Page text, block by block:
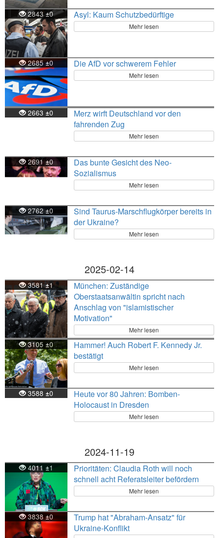
2843±0 Asyl: Kaum Schutzbedürftige
Mehr lesen
2685±0 Die AfD vor schwerem Fehler
Mehr lesen
2663±0
Merz wirft Deutschland vor den
fahrenden Zug
Mehr lesen
2691±0
Das bunte Gesicht des Neo-
Sozialismus
Mehr lesen
2762±0
Sind Taurus-Marschflugkörper bereits in
der Ukraine?
Mehr lesen
2025-02-14
3581±1
München: Zuständige
Oberstaatsanwältin spricht nach
Anschlag von "islamistischer
Motivation"
Mehr lesen
3105±0
Hammer! Auch Robert F. Kennedy Jr.
bestätigt
Mehr lesen
3588±0
Heute vor 80 Jahren: Bomben-
Holocaust in Dresden
Mehr lesen
2024-11-19
4011±1
Prioritäten: Claudia Roth will noch
schnell acht Referatsleiter befördern
Mehr lesen
3838±0
Trump hat "Abraham-Ansatz" für
Ukraine-Konflikt